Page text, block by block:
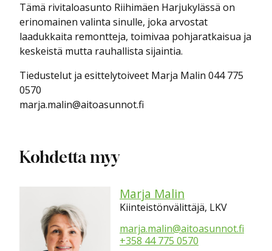
Tämä rivitaloasunto Riihimäen Harjukylässä on
erinomainen valinta sinulle, joka arvostat
laadukkaita remontteja, toimivaa pohjaratkaisua ja
keskeistä mutta rauhallista sijaintia.
Tiedustelut ja esittelytoiveet Marja Malin 044 775
0570
marja.malin@aitoasunnot.fi
Kohdetta myy
Marja Malin
Kiinteistönvälittäjä, LKV
marja.malin@aitoasunnot.fi
+358 44 775 0570